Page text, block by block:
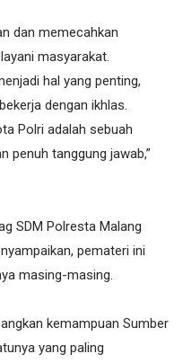
dan memecahkan
masyarakat.
hal yang penting,
dengan ikhlas.
Polri adalah sebuah
penuh tanggung jawab,”
SDM Polresta Malang
pemateri ini
masing-masing.
kemampuan Sumber
yang paling